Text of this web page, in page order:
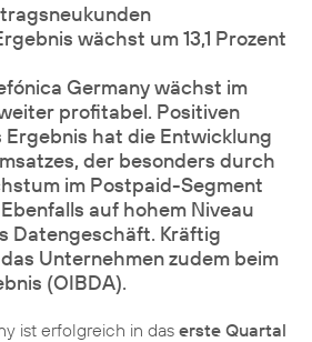
wächst um 13,1 Prozent
Germany wächst im
profitabel. Positiven
Ergebnis hat die Entwicklung
der besonders durch
im Postpaid-Segment
auf hohem Niveau
Datengeschäft. Kräftig
Unternehmen zudem beim
(OIBDA).
ist erfolgreich in das erste Quartal